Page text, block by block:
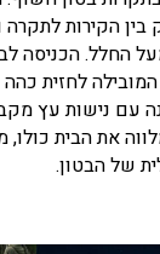
בין הקירות
החלל. הכניסה
המובילה לחזית
עם נישות עץ
את הבית
של הבטון.